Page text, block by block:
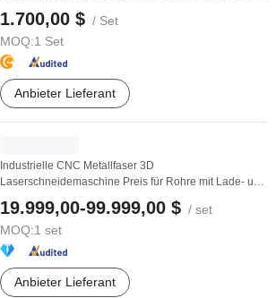
1.700,00 $ / Set
MOQ:1 Set
Anbieter Lieferant
Industrielle CNC Metallfaser 3D
Laserschneidemaschine Preis für Rohre mit Lade- und
19.999,00-99.999,00 $ / set
MOQ:1 set
Anbieter Lieferant